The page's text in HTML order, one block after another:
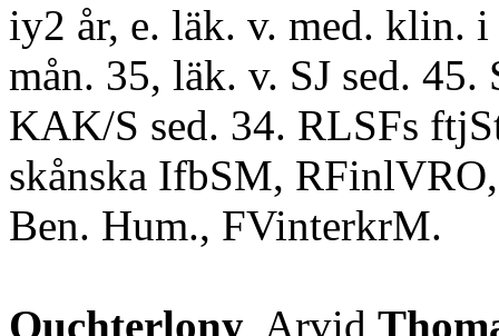
iy2 år, e. läk. v. med. klin.
mån. 35, läk. v. SJ sed.
KAK/S sed. 34. RLSFs
skånska IfbSM,
Ben. Hum., FVinterkrM.
Ouchterlony , Arvid